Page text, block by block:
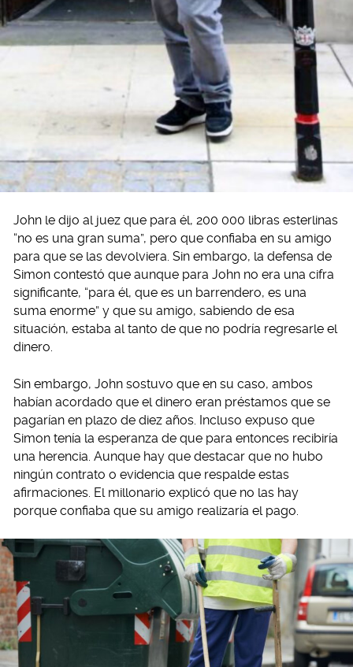
John le dijo al juez que para él, 200 000 libras esterlinas
“no es una gran suma”, pero que confiaba en su amigo
para que se las devolviera. Sin embargo, la defensa de
Simon contestó que aunque para John no era una cifra
significante, “para él, que es un barrendero, es una
suma enorme” y que su amigo, sabiendo de esa
situación, estaba al tanto de que no podría regresarle el
dinero.
Sin embargo, John sostuvo que en su caso, ambos
habían acordado que el dinero eran préstamos que se
pagarían en plazo de diez años. Incluso expuso que
Simon tenía la esperanza de que para entonces recibiría
una herencia. Aunque hay que destacar que no hubo
ningún contrato o evidencia que respalde estas
afirmaciones. El millonario explicó que no las hay
porque confiaba que su amigo realizaría el pago.